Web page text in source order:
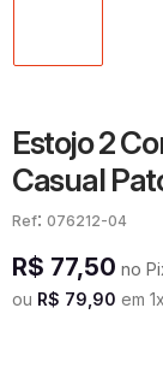
Estojo 2
Casual
: 076212-04
R$ 77,50 no
ou R$ 79 90 em 1